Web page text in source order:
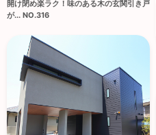
開け閉め楽ラク！味のある木の玄関引き戸
が... NO.316